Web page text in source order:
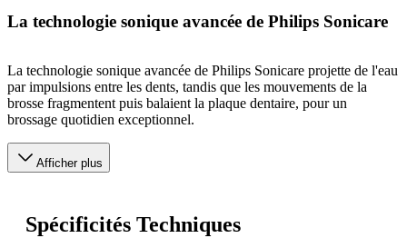
La technologie sonique avancée de Philips Sonicare
La technologie sonique avancée de Philips Sonicare projette de l'eau
par impulsions entre les dents, tandis que les mouvements de la
brosse fragmentent puis balaient la plaque dentaire, pour un
brossage quotidien exceptionnel.
Afficher plus
Spécificités Techniques